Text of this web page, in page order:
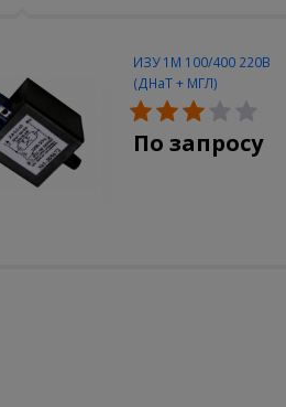
ИЗУ 1М 100/400 220В
(ДНаТ + МГЛ)
По запросу